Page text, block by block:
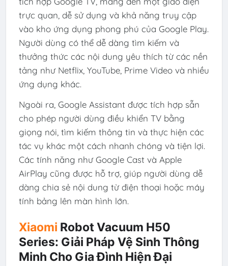
trực quan, dễ sử dụng và khả năng truy cập
vào kho ứng dụng phong phú của Google Play.
Người dùng có thể dễ dàng tìm kiếm và
thưởng thức các nội dung yêu thích từ các nền
tảng như Netflix, YouTube, Prime Video và nhiều
ứng dụng khác.
Ngoài ra, Google Assistant được tích hợp sẵn
cho phép người dùng điều khiển TV bằng
giọng nói, tìm kiếm thông tin và thực hiện các
tác vụ khác một cách nhanh chóng và tiện lợi.
Các tính năng như Google Cast và Apple
AirPlay cũng được hỗ trợ, giúp người dùng dễ
dàng chia sẻ nội dung từ điện thoại hoặc máy
tính bảng lên màn hình lớn.
Xiaomi Robot Vacuum H50
Series: Giải Pháp Vệ Sinh Thông
Minh Cho Gia Đình Hiện Đại